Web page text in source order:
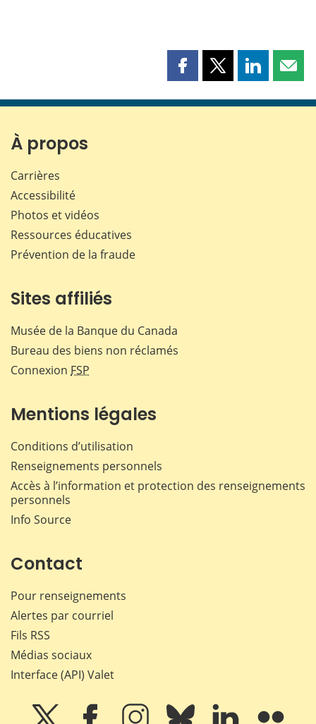
Partager
page
Partager
page
Partager
page page
À propos
Carrières
Accessibilité
Photos et vidéos
Ressources éducatives
Prévention de la fraude
Sites affiliés
Musée de la Banque du Canada
Bureau des biens non réclamés
Connexion FSP
Mentions légales
Conditions d’utilisation
Renseignements personnels
Accès à l’information et protection des renseignements
personnels
Info Source
Contact
Pour renseignements
Alertes par courriel
Fils RSS
Médias sociaux
Interface (API) Valet